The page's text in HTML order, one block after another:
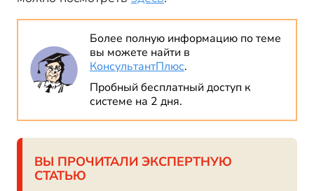
Более полную информацию по теме
вы можете найти в
КонсультантПлюс.
Пробный бесплатный доступ к
системе на 2 дня.
ВЫ ПРОЧИТАЛИ ЭКСПЕРТНУЮ
СТАТЬЮ